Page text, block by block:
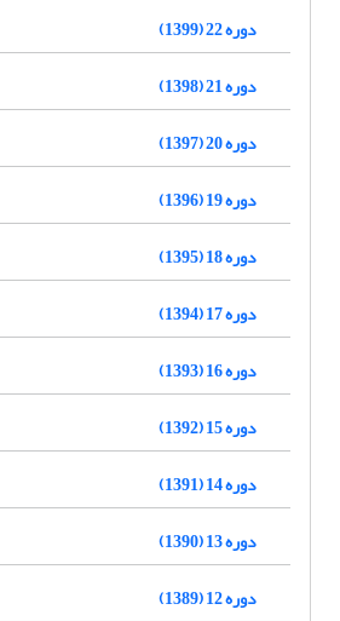
دوره 22 (1399)
دوره 21 (1398)
دوره 20 (1397)
دوره 19 (1396)
دوره 18 (1395)
دوره 17 (1394)
دوره 16 (1393)
دوره 15 (1392)
دوره 14 (1391)
دوره 13 (1390)
دوره 12 (1389)